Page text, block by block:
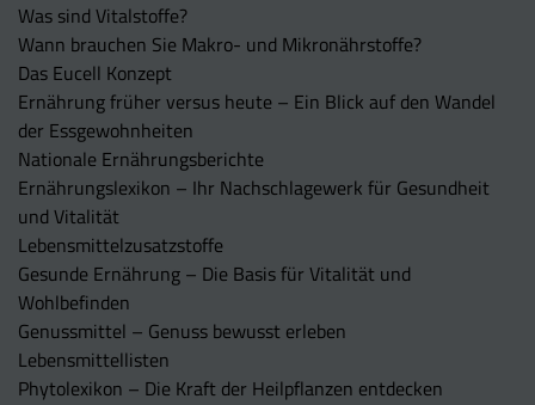
Was sind Vitalstoffe?
Wann brauchen Sie Makro- und Mikronährstoffe?
Das Eucell Konzept
Ernährung früher versus heute – Ein Blick auf den Wandel
der Essgewohnheiten
Nationale Ernährungsberichte
Ernährungslexikon – Ihr Nachschlagewerk für Gesundheit
und Vitalität
Lebensmittelzusatzstoffe
Gesunde Ernährung – Die Basis für Vitalität und
Wohlbefinden
Genussmittel – Genuss bewusst erleben
Lebensmittellisten
Phytolexikon – Die Kraft der Heilpflanzen entdecken